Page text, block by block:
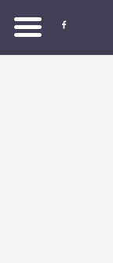
